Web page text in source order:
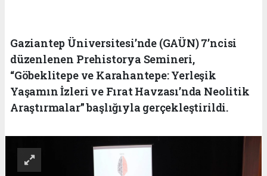
Gaziantep Üniversitesi’nde (GAÜN) 7’ncisi
düzenlenen Prehistorya Semineri,
“Göbeklitepe ve Karahantepe: Yerleşik
Yaşamın İzleri ve Fırat Havzası’nda Neolitik
Araştırmalar” başlığıyla gerçekleştirildi.